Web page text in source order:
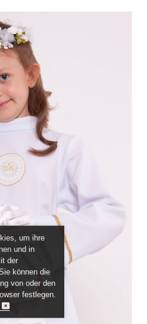
um ihre
und in
der
können die
von oder den
festlegen.